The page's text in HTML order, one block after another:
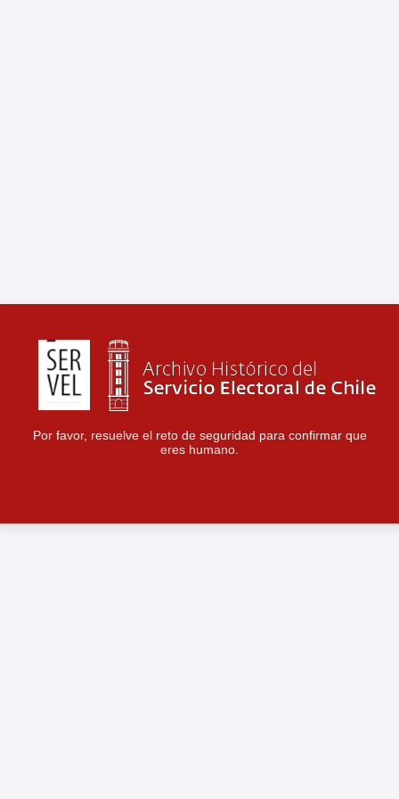
Por favor, resuelve el reto de seguridad para confirmar que
eres humano.